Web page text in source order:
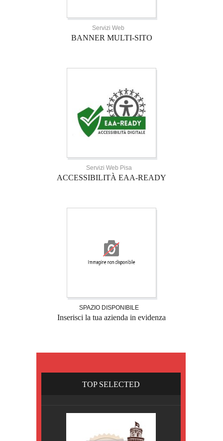
Servizi Web
BANNER MULTI-SITO
Servizi Web Pisa
ACCESSIBILITÀ EAA-READY
SPAZIO DISPONIBILE
Inserisci la tua azienda in evidenza
TOP SELECTED